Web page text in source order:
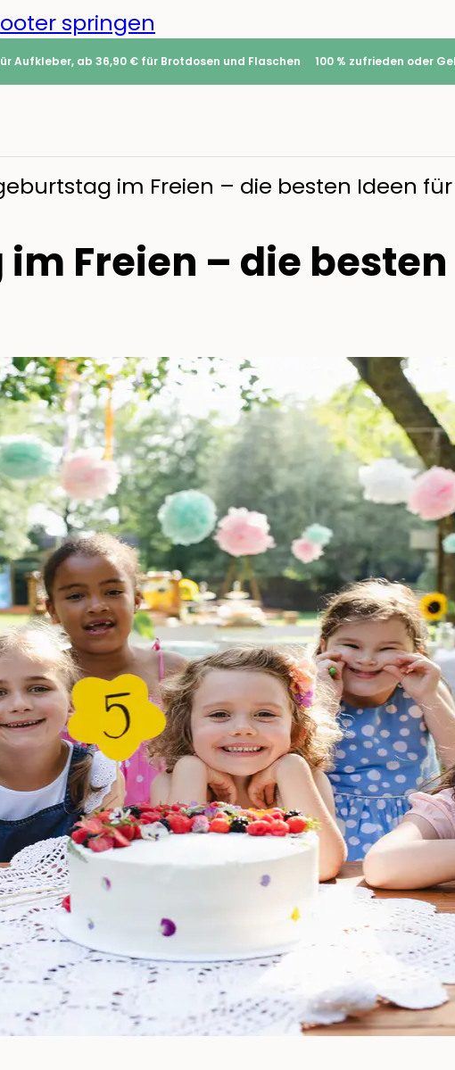
springen
Aufkleber, ab 36,90 € für Brotdosen und Flaschen 100 % zufrieden oder
im Freien – die besten Ideen
Freien – die